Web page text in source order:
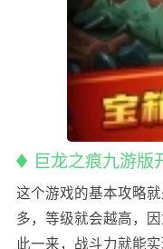
巨龙之痕九游版
这个游戏的基本攻略
多，等级就会越高，
此一来，战斗力就能